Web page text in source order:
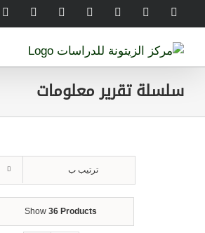
to
content
Facebook
Instagram
YouTube
Tiktok
Threads
سلسلة تقرير معلومات
ترتيب ب
Show 36 Products